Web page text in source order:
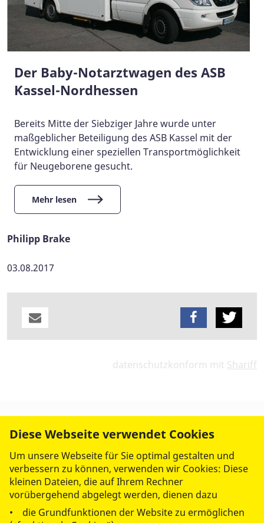
Der Baby-Notarztwagen des ASB
Kassel-Nordhessen
Bereits Mitte der Siebziger Jahre wurde unter
maßgeblicher Beteiligung des ASB Kassel mit der
Entwicklung einer speziellen Transportmöglichkeit
für Neugeborene gesucht.
Mehr lesen
Philipp Brake
03.08.2017
datenschutzkonform mit Shariff
Diese Webseite verwendet Cookies
Um unsere Webseite für Sie optimal gestalten und
verbessern zu können, verwenden wir Cookies: Diese
kleinen Dateien, die auf Ihrem Rechner
vorübergehend abgelegt werden, dienen dazu
• die Grundfunktionen der Website zu ermöglichen